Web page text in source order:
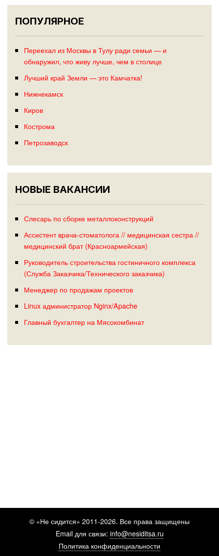
ПОПУЛЯРНОЕ
Переехал из Москвы в Тулу ради семьи — и
обнаружил, что живу лучше, чем в столице
Лучший край Земли — это Камчатка!
Нижнекамск
Киров
Кострома
Петрозаводск
НОВЫЕ ВАКАНСИИ
Слесарь по сборке металлоконструкций
Ассистент врача-стоматолога // медицинская сестра //
медицинский брат (Красноармейская)
Руководитель строительства гостиничного комплекса
(Служба Заказчика/Технического заказчика)
Менеджер по продажам проектов
Linux администратор Nginx/Apache
Главный бухгалтер на Мясокомбинат
© «Не сидится» 2011-2026. Все права защищены
Email для связи: info@nesiditsa.ru
Политика конфиденциальности